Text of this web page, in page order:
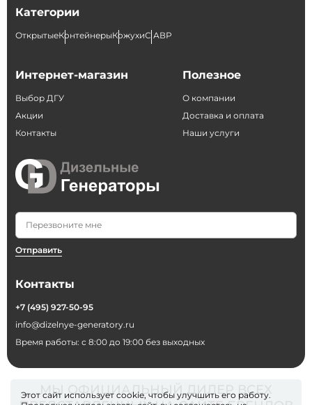
Категории
ОткрытыеКонтейнерыКожухиС АВР
Интернет-магазин
Выбор ДГУ
Акции
Контакты
Отправить
Полезное
О компании
Доставка и оплата
Наши услуги
Контакты
+7 (495) 927-50-95
info@dizelnye-generatory.ru
Время работы: с 8:00 до 19:00 без выходных
МЫ ОФИЦИАЛЬНЫЙ ДИЛЕР ВСЕХ
Этот сайт использует cookie, чтобы улучшить его работу.